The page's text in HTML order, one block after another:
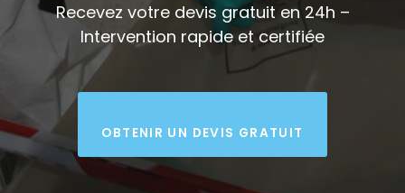
Recevez votre devis gratuit en 24h –
Intervention rapide et certifiée
OBTENIR UN DEVIS GRATUIT